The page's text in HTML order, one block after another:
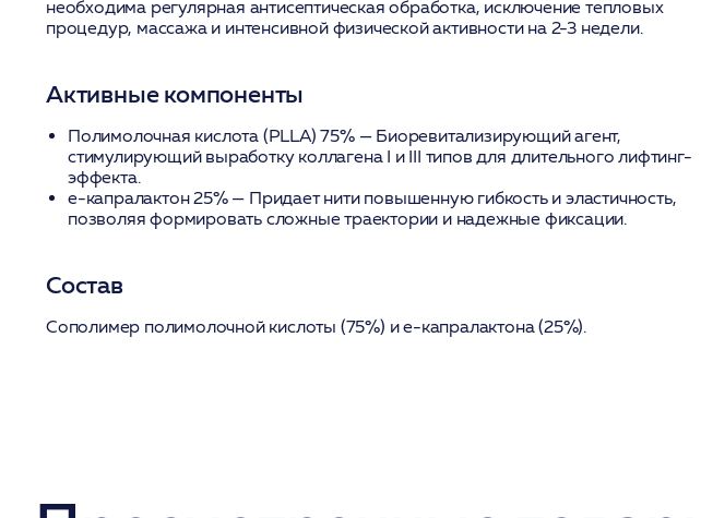
необходима регулярная антисептическая обработка, исключение тепловых
процедур, массажа и интенсивной физической активности на 2-3 недели.
Активные компоненты
Полимолочная кислота (PLLA) 75%— Биоревитализирующий агент,
стимулирующий выработку коллагена I и III типов для длительного лифтинг-
эффекта.
е-капралактон 25%— Придает нити повышенную гибкость и эластичность,
позволяя формировать сложные траектории и надежные фиксации.
Состав
Сополимер полимолочной кислоты (75%) и е-капралактона (25%).